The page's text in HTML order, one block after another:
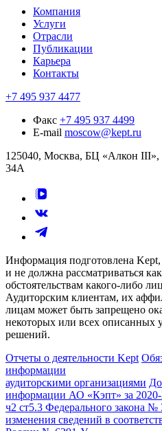
Компания
Услуги
Отрасли
Публикации
Карьера
Контакты
+7 495 937 4477
Факс +7 495 937 4499
E-mail moscow@kept.ru
125040, Москва, БЦ «Алкон III»,
34А
Информация подготовлена
и не должна рассматриваться
обстоятельствам какого-либо
Аудиторским клиентам, их
лицам может быть запрещено
некоторых или всех описанных
решений.
Отчеты о деятельности Kept
информации
аудиторскими организациями
информации АО «Кэпт» за 2020-
ч2 ст5.3 Федерального закона
изменения сведений в